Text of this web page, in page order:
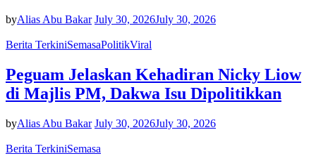
byAlias Abu Bakar July 30, 2026July 30, 2026
Berita TerkiniSemasaPolitikViral
Peguam Jelaskan Kehadiran Nicky Liow
di Majlis PM, Dakwa Isu Dipolitikkan
byAlias Abu Bakar July 30, 2026July 30, 2026
Berita TerkiniSemasa